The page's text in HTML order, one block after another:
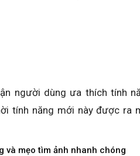
người dùng ưa thích tính
tính năng mới này được ra
và mẹo tìm ảnh nhanh chóng